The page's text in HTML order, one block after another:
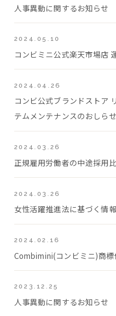
人事異動に関するお知らせ
2024.05.10
コンビミニ公式楽天市場店
2024.04.26
コンビ公式ブランドストア
テムメンテナンスのおしら
2024.03.26
正規雇用労働者の中途採用
2024.03.26
女性活躍推進法に基づく情
2024.02.16
Combimini(コンビミニ)商
2023.12.25
人事異動に関するお知らせ